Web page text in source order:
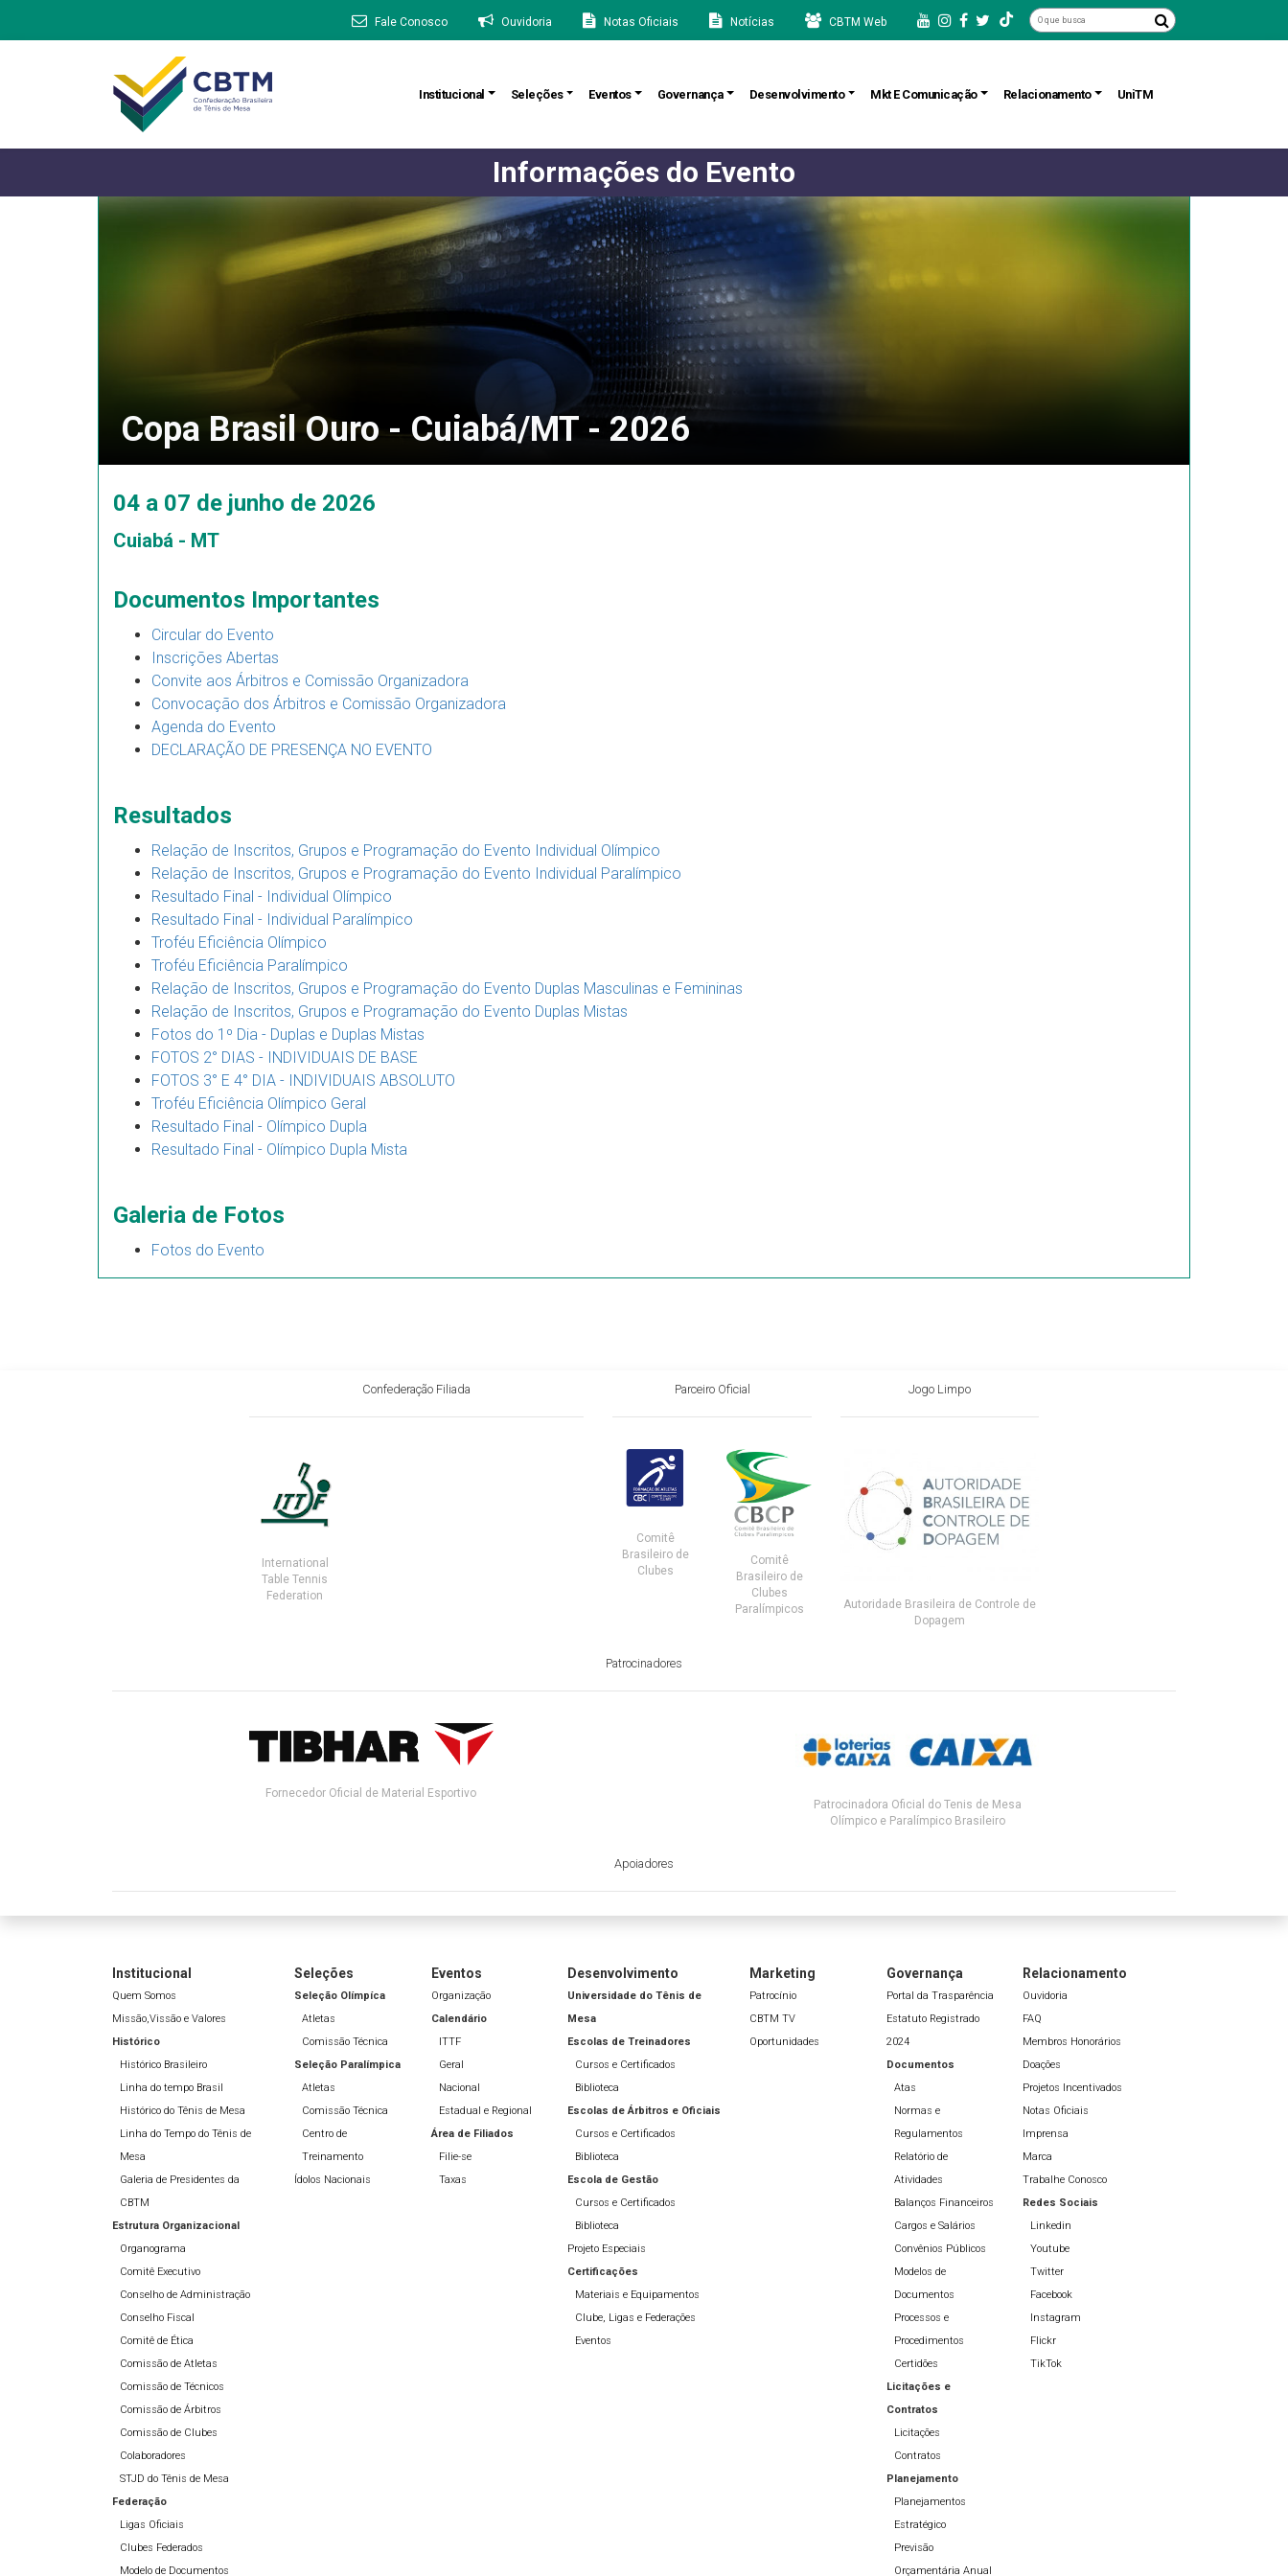
Fale Conosco Ouvidoria Notas Oficiais Notícias CBTM Web
Institucional Seleções Eventos Governança Desenvolvimento Mkt E Comunicação Relacionamento UniTM
Informações do Evento
Copa Brasil Ouro - Cuiabá/MT - 2026
04 a 07 de junho de 2026
Cuiabá - MT
Documentos Importantes
Circular do Evento
Inscrições Abertas
Convite aos Árbitros e Comissão Organizadora
Convocação dos Árbitros e Comissão Organizadora
Agenda do Evento
DECLARAÇÃO DE PRESENÇA NO EVENTO
Resultados
Relação de Inscritos, Grupos e Programação do Evento Individual Olímpico
Relação de Inscritos, Grupos e Programação do Evento Individual Paralímpico
Resultado Final - Individual Olímpico
Resultado Final - Individual Paralímpico
Troféu Eficiência Olímpico
Troféu Eficiência Paralímpico
Relação de Inscritos, Grupos e Programação do Evento Duplas Masculinas e Femininas
Relação de Inscritos, Grupos e Programação do Evento Duplas Mistas
Fotos do 1º Dia - Duplas e Duplas Mistas
FOTOS 2° DIAS - INDIVIDUAIS DE BASE
FOTOS 3° E 4° DIA - INDIVIDUAIS ABSOLUTO
Troféu Eficiência Olímpico Geral
Resultado Final - Olímpico Dupla
Resultado Final - Olímpico Dupla Mista
Galeria de Fotos
Fotos do Evento
Confederação Filiada
International
Table Tennis
Federation
Parceiro Oficial
Comitê
Brasileiro de
Clubes
Comitê
Brasileiro de
Clubes
Paralímpicos
Jogo Limpo
Autoridade Brasileira de Controle de
Dopagem
Patrocinadores
Fornecedor Oficial de Material Esportivo
Patrocinadora Oficial do Tenis de Mesa
Olímpico e Paralímpico Brasileiro
Apoiadores
Institucional
Quem Somos
Missão,Vissão e Valores
Histórico
Histórico Brasileiro
Linha do tempo Brasil
Histórico do Tênis de Mesa
Linha do Tempo do Tênis de
Mesa
Galeria de Presidentes da
CBTM
Estrutura Organizacional
Organograma
Comitê Executivo
Conselho de Administração
Conselho Fiscal
Comitê de Ética
Comissão de Atletas
Comissão de Técnicos
Comissão de Árbitros
Comissão de Clubes
Colaboradores
STJD do Tênis de Mesa
Federação
Ligas Oficiais
Clubes Federados
Modelo de Documentos
Seleções
Seleção Olímpíca
Atletas
Comissão Técnica
Seleção Paralímpica
Atletas
Comissão Técnica
Centro de
Treinamento
Ídolos Nacionais
Eventos
Organização
Calendário
ITTF
Geral
Nacional
Estadual e Regional
Área de Filiados
Filie-se
Taxas
Desenvolvimento
Universidade do Tênis de
Mesa
Escolas de Treinadores
Cursos e Certificados
Biblioteca
Escolas de Árbitros e Oficiais
Cursos e Certificados
Biblioteca
Escola de Gestão
Cursos e Certificados
Biblioteca
Projeto Especiais
Certificações
Materiais e Equipamentos
Clube, Ligas e Federações
Eventos
Marketing
Patrocínio
CBTM TV
Oportunidades
Governança
Portal da Trasparência
Estatuto Registrado
2024
Documentos
Atas
Normas e
Regulamentos
Relatório de
Atividades
Balanços Financeiros
Cargos e Salários
Convênios Públicos
Modelos de
Documentos
Processos e
Procedimentos
Certidões
Licitações e
Contratos
Licitações
Contratos
Planejamento
Planejamentos
Estratégico
Previsão
Orçamentária Anual
Relacionamento
Ouvidoria
FAQ
Membros Honorários
Doações
Projetos Incentivados
Notas Oficiais
Imprensa
Marca
Trabalhe Conosco
Redes Sociais
Linkedin
Youtube
Twitter
Facebook
Instagram
Flickr
TikTok